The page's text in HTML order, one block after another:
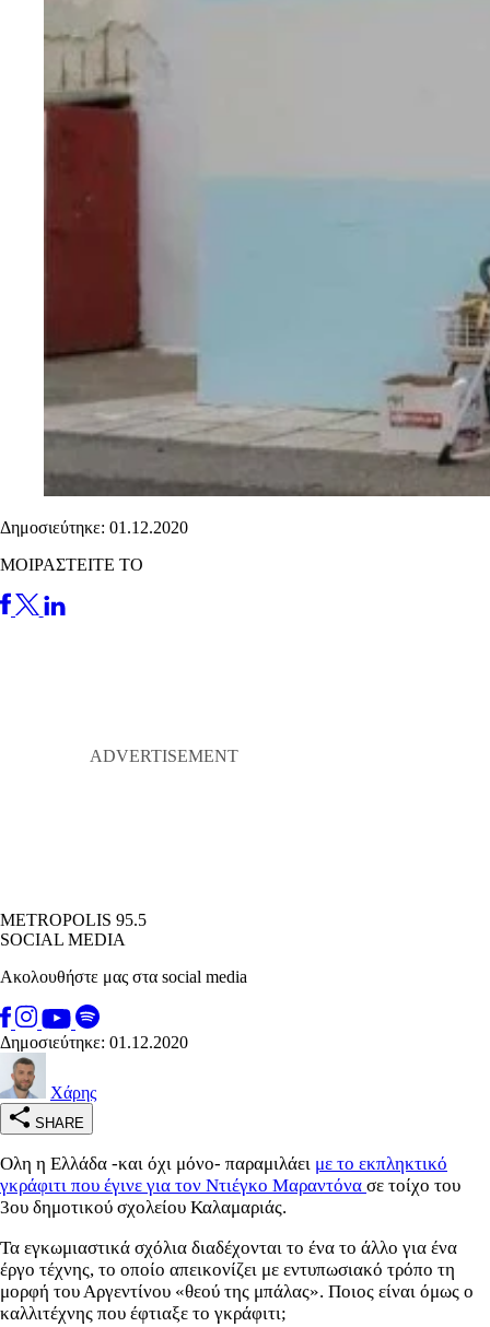
Δημοσιεύτηκε: 01.12.2020
ΜΟΙΡΑΣΤΕΙΤΕ ΤΟ
METROPOLIS 95.5
SOCIAL MEDIA
Ακολουθήστε μας στα social media
Δημοσιεύτηκε: 01.12.2020
Χάρης
SHARE
Ολη η Ελλάδα -και όχι μόνο- παραμιλάει με το εκπληκτικό
γκράφιτι που έγινε για τον Ντιέγκο Μαραντόνα σε τοίχο του
3ου δημοτικού σχολείου Καλαμαριάς.
Τα εγκωμιαστικά σχόλια διαδέχονται το ένα το άλλο για ένα
έργο τέχνης, το οποίο απεικονίζει με εντυπωσιακό τρόπο τη
μορφή του Αργεντίνου «θεού της μπάλας». Ποιος είναι όμως ο
καλλιτέχνης που έφτιαξε το γκράφιτι;